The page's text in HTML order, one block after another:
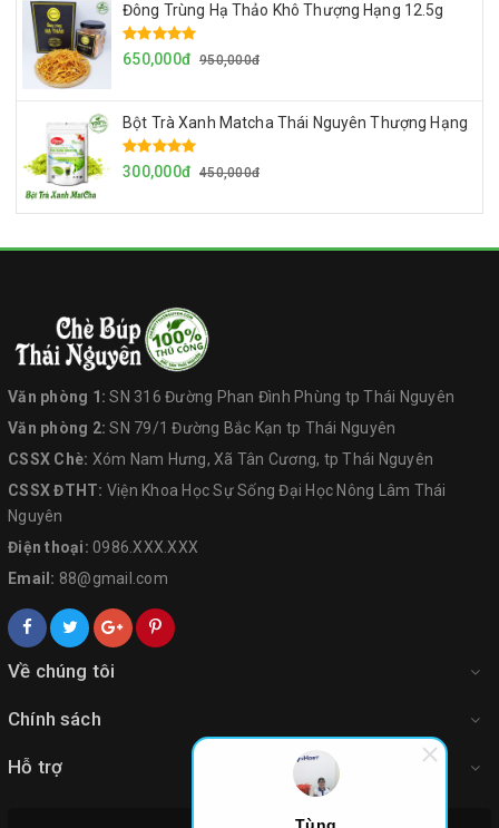
Đông Trùng Hạ Thảo Khô Thượng Hạng 12.5g
650,000đ 950,000đ
Bột Trà Xanh Matcha Thái Nguyên Thượng Hạng
300,000đ 450,000đ
Văn phòng 1:SN 316 Đường Phan Đình Phùng tp Thái Nguyên
Văn phòng 2:SN 79/1 Đường Bắc Kạn tp Thái Nguyên
CSSX Chè: Xóm Nam Hưng, Xã Tân Cương, tp Thái Nguyên
CSSX ĐTHT: Viện Khoa Học Sự Sống Đại Học Nông Lâm Thái
Nguyên
Điện thoại: 0986.XXX.XXX
Email: 88@gmail.com
Về chúng tôi
Chính sách
Hỗ trợ